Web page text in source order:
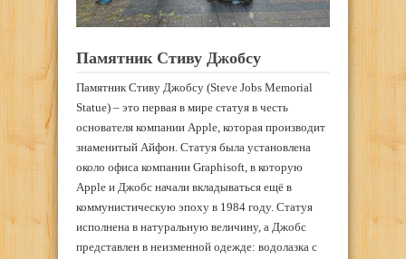
Памятник Стиву Джобсу
Памятник Стиву Джобсу (Steve Jobs Memorial
Statue) – это первая в мире статуя в честь
основателя компании Apple, которая производит
знаменитый Айфон. Статуя была установлена
около офиса компании Graphisoft, в которую
Apple и Джобс начали вкладываться ещё в
коммунистическую эпоху в 1984 году. Статуя
исполнена в натуральную величину, а Джобс
представлен в неизменной одежде: водолазка с